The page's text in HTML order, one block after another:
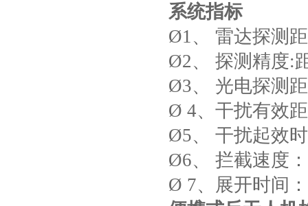
系统指标
Ø1、 雷达探测
Ø2、 探测精度:
Ø3、 光电探测
Ø 4、干扰有效
Ø5、 干扰起效
Ø6、 拦截速度
Ø 7、展开时间